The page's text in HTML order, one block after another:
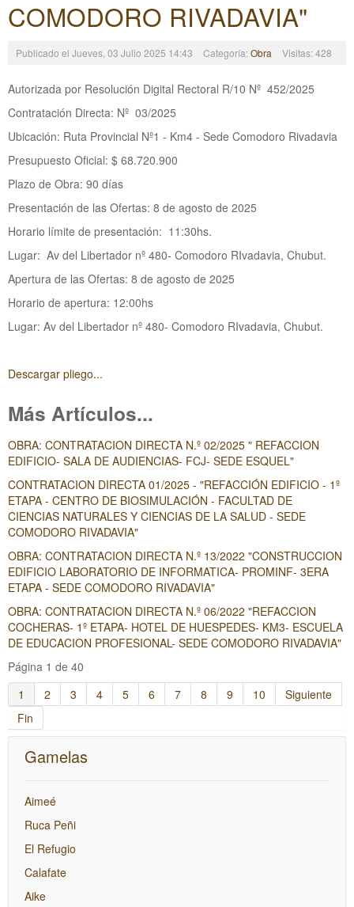
COMODORO RIVADAVIA"
Publicado el Jueves, 03 Julio 2025 14:43 Categoría:Obra Visitas: 428
Autorizada por Resolución Digital Rectoral R/10 Nº 452/2025
Contratación Directa: Nº 03/2025
Ubicación: Ruta Provincial Nº1 - Km4 - Sede Comodoro Rivadavia
Presupuesto Oficial: $ 68.720.900
Plazo de Obra: 90 días
Presentación de las Ofertas: 8 de agosto de 2025
Horario límite de presentación: 11:30hs.
Lugar: Av del Libertador nº 480- Comodoro RIvadavia, Chubut.
Apertura de las Ofertas: 8 de agosto de 2025
Horario de apertura: 12:00hs
Lugar: Av del Libertador nº 480- Comodoro RIvadavia, Chubut.
Descargar pliego...
Más Artículos...
OBRA: CONTRATACION DIRECTA N.º 02/2025 " REFACCION
EDIFICIO- SALA DE AUDIENCIAS- FCJ- SEDE ESQUEL"
CONTRATACION DIRECTA 01/2025 - "REFACCIÓN EDIFICIO - 1º
ETAPA - CENTRO DE BIOSIMULACIÓN - FACULTAD DE
CIENCIAS NATURALES Y CIENCIAS DE LA SALUD - SEDE
COMODORO RIVADAVIA"
OBRA: CONTRATACION DIRECTA N.º 13/2022 "CONSTRUCCION
EDIFICIO LABORATORIO DE INFORMATICA- PROMINF- 3ERA
ETAPA - SEDE COMODORO RIVADAVIA"
OBRA: CONTRATACION DIRECTA N.º 06/2022 "REFACCION
COCHERAS- 1º ETAPA- HOTEL DE HUESPEDES- KM3- ESCUELA
DE EDUCACION PROFESIONAL- SEDE COMODORO RIVADAVIA"
Página 1 de 40
1
2 3 4 5 6 7 8 9 10
Siguiente
Fin
Gamelas
Aimeé
Ruca Peñi
El Refugio
Calafate
Aike